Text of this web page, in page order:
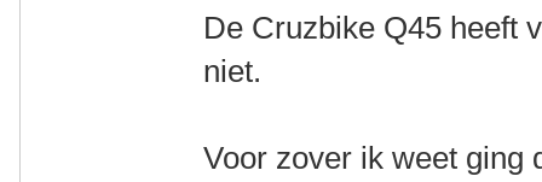
De Cruzbike Q45 heeft
niet.
Voor zover ik weet ging